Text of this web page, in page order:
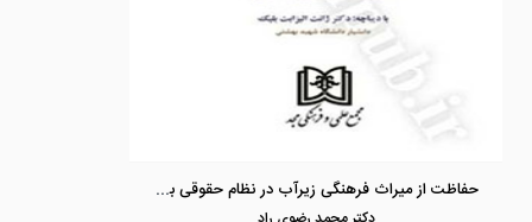
حفاظت از میراث فرهنگی زیرآب در نظام حقوقی بین المللی